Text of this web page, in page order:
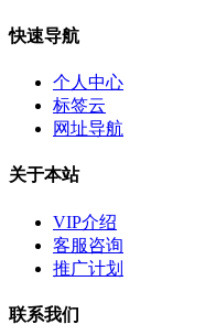
快速导航
个人中心
标签云
网址导航
关于本站
VIP介绍
客服咨询
推广计划
联系我们